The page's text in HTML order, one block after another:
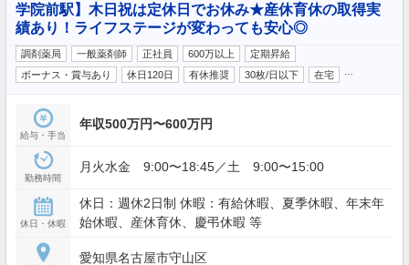
学院前駅】木日祝は定休日でお休み★産休育休の取得実
績あり！ライフステージが変わっても安心◎
調剤薬局 一般薬剤師 正社員 600万以上
定期昇給
ボーナス・賞与あり
休日120日 有休推奨 30枚/日以下 在宅
給与・手当
年収500万円〜600万円
勤務時間
月火水金 9:00〜18:45／土 9:00〜15:00
休日・休暇
休日：週休2日制 休暇：有給休暇、夏季休暇、年末年
始休暇、産休育休、慶弔休暇 等
愛知県名古屋市守山区